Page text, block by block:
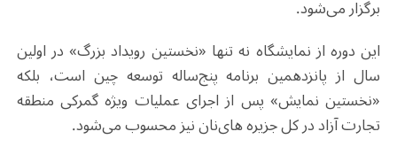
برگزار می‌شود.
این دوره از نمایشگاه نه تنها «نخستین رویداد بزرگ» در اولین
سال از پانزدهمین برنامه پنج‌ساله توسعه چین است، بلکه
«نخستین نمایش» پس از اجرای عملیات ویژه گمرکی منطقه
تجارت آزاد در کل جزیره های‌نان نیز محسوب می‌شود.